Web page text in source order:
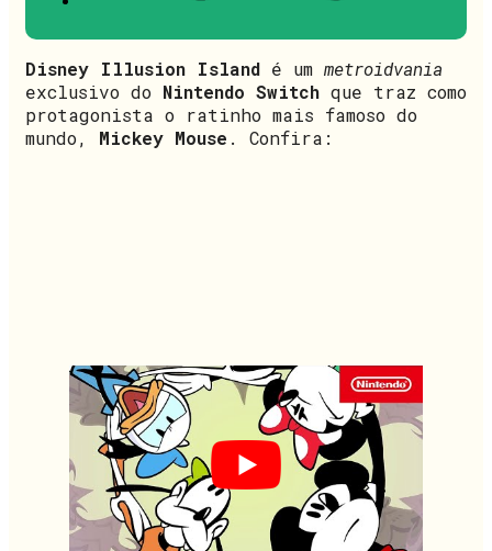
Disney Illusion Island é um metroidvania
exclusivo do Nintendo Switch que traz como
protagonista o ratinho mais famoso do
mundo, Mickey Mouse . Confira: